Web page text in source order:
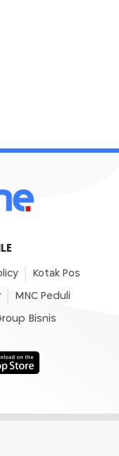
Kotak Pos
MNC Peduli
Bisnis